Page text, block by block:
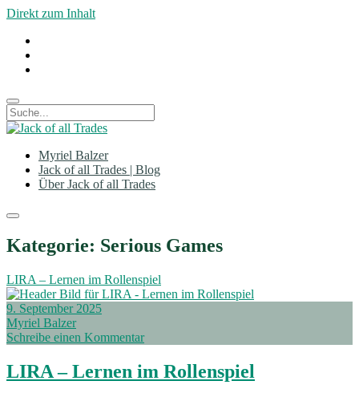
Direkt zum Inhalt
Suche
Jack
Trades
Myriel Balzer
Jack of all Trades | Blog
Über Jack of all Trades
open
Kategorie: Serious Games
LIRA – Lernen im Rollenspiel
9. September 2025
Myriel Balzer
Schreibe einen Kommentar
LIRA – Lernen im Rollenspiel